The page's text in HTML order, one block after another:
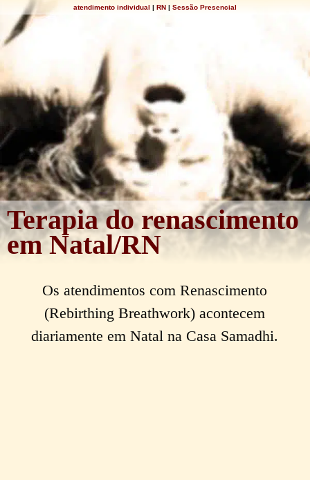
atendimento individual | RN | Sessão Presencial
Terapia do renascimento
em Natal/RN
Os atendimentos com Renascimento
(Rebirthing Breathwork) acontecem
diariamente em Natal na Casa Samadhi.